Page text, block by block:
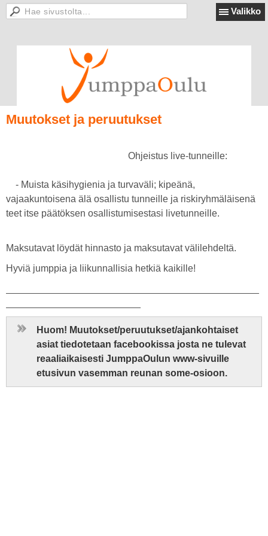
Valikko
Muutokset ja peruutukset
Ohjeistus live-tunneille:
- Muista käsihygienia ja turvaväli; kipeänä,
vajaakuntoisena älä osallistu tunneille ja riskiryhmäläisenä
teet itse päätöksen osallistumisestasi livetunneille.
Maksutavat löydät hinnasto ja maksutavat välilehdeltä.
Hyviä jumppia ja liikunnallisia hetkiä kaikille!
Huom! Muutokset/peruutukset/ajankohtaiset
asiat tiedotetaan facebookissa josta ne tulevat
reaaliaikaisesti JumppaOulun www-sivuille
etusivun vasemman reunan some-osioon.